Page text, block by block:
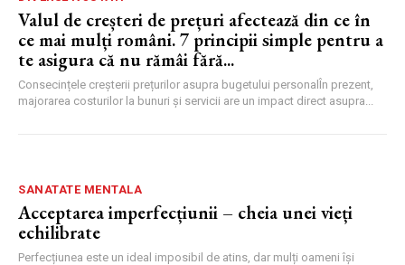
Valul de creșteri de prețuri afectează din ce în
ce mai mulți români. 7 principii simple pentru a
te asigura că nu rămâi fără...
Consecințele creșterii prețurilor asupra bugetului personalÎn prezent,
majorarea costurilor la bunuri și servicii are un impact direct asupra...
SANATATE MENTALA
Acceptarea imperfecțiunii – cheia unei vieți
echilibrate
Perfecțiunea este un ideal imposibil de atins, dar mulți oameni își